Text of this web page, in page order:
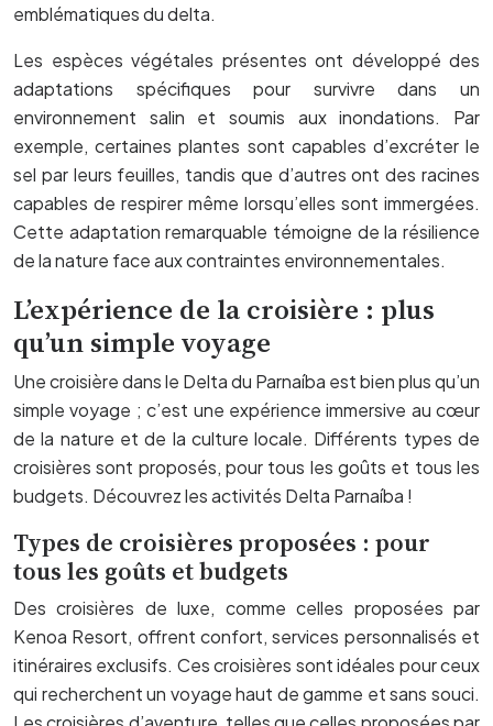
emblématiques du delta.
Les espèces végétales présentes ont développé des
adaptations spécifiques pour survivre dans un
environnement salin et soumis aux inondations. Par
exemple, certaines plantes sont capables d’excréter le
sel par leurs feuilles, tandis que d’autres ont des racines
capables de respirer même lorsqu’elles sont immergées.
Cette adaptation remarquable témoigne de la résilience
de la nature face aux contraintes environnementales.
L’expérience de la croisière : plus
qu’un simple voyage
Une croisière dans le Delta du Parnaíba est bien plus qu’un
simple voyage ; c’est une expérience immersive au cœur
de la nature et de la culture locale. Différents types de
croisières sont proposés, pour tous les goûts et tous les
budgets. Découvrez les activités Delta Parnaíba !
Types de croisières proposées : pour
tous les goûts et budgets
Des croisières de luxe, comme celles proposées par
Kenoa Resort, offrent confort, services personnalisés et
itinéraires exclusifs. Ces croisières sont idéales pour ceux
qui recherchent un voyage haut de gamme et sans souci.